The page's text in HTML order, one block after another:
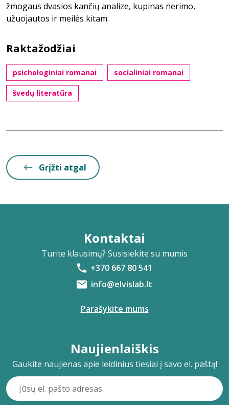
žmogaus dvasios kančių analize, kupinas nerimo,
užuojautos ir meilės kitam.
Raktažodžiai
psichologiniai romanai socialiniai romanai
švedų literatūra
Grįžti atgal
Kontaktai
Turite klausimų? Susisiekite su mumis
+370 667 80 541
info@elvislab.lt
Parašykite mums
Naujienlaiškis
Gaukite naujienas apie leidinius tiesiai į savo el. paštą!